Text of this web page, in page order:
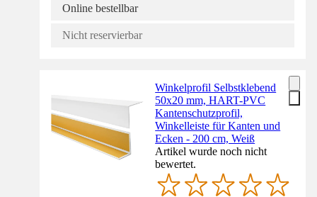
Online bestellbar
Nicht reservierbar
Winkelprofil Selbstklebend
50x20 mm, HART-PVC
Kantenschutzprofil,
Winkelleiste für Kanten und
Ecken - 200 cm, Weiß
Artikel wurde noch nicht
bewertet.